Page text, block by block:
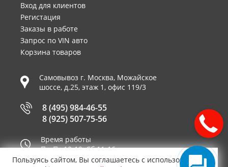
Вход для клиентов
Регистация
Заказы в работе
Запрос по VIN авто
Корзина товаров
Самовывоз г. Москва, Можайское
шоссе, д.25, этаж 1, офис 119/3
8 (495) 984-46-55
8 (925) 507-75-56
Время работы
Пн-Пт 10-19, Сб 11-16
Пользуясь сайтом, Вы соглашаетесь с использованием